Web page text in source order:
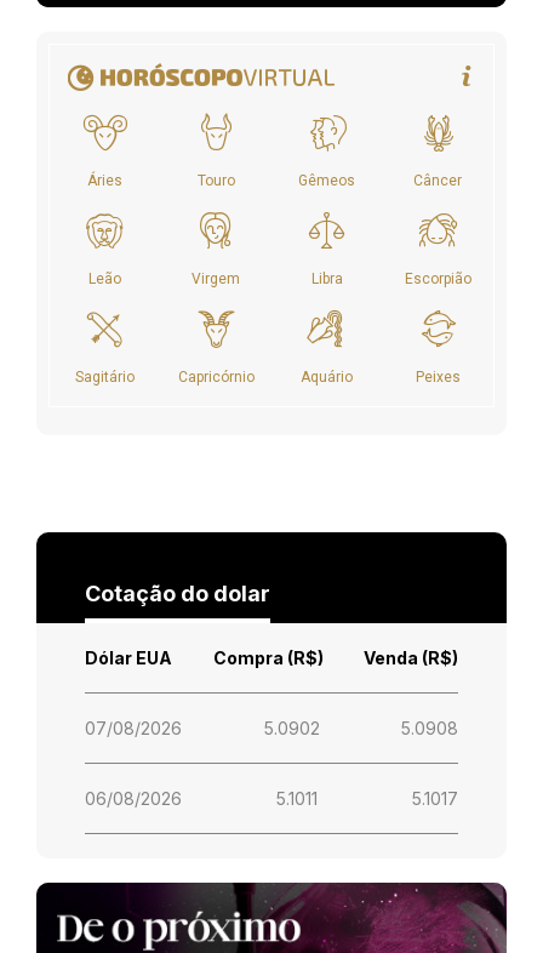
Cotação do dolar
Dólar EUA Compra (R$) Venda (R$)
07/08/2026 5.0902 5.0908
06/08/2026 5.1011 5.1017